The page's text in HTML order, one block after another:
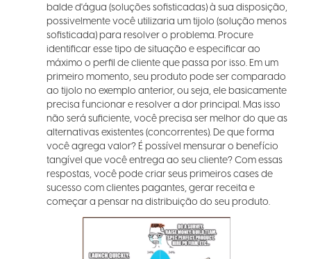
balde d'água (soluções sofisticadas) à sua disposição,
possivelmente você utilizaria um tijolo (solução menos
sofisticada) para resolver o problema. Procure
identificar esse tipo de situação e especificar ao
máximo o perfil de cliente que passa por isso. Em um
primeiro momento, seu produto pode ser comparado
ao tijolo no exemplo anterior, ou seja, ele basicamente
precisa funcionar e resolver a dor principal. Mas isso
não será suficiente, você precisa ser melhor do que as
alternativas existentes (concorrentes). De que forma
você agrega valor? É possível mensurar o benefício
tangível que você entrega ao seu cliente? Com essas
respostas, você pode criar seus primeiros cases de
sucesso com clientes pagantes, gerar receita e
começar a pensar na distribuição do seu produto.